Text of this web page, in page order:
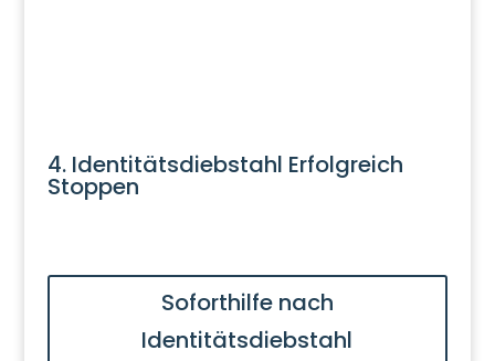
4. Identitätsdiebstahl Erfolgreich
Stoppen
Soforthilfe nach
Identitätsdiebstahl